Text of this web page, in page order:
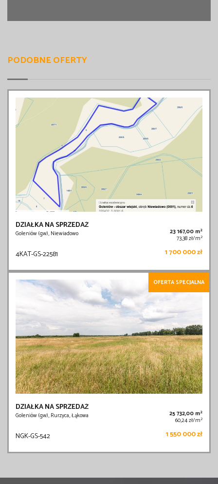
PODOBNE OFERTY
DZIAŁKA NA SPRZEDAŻ
Goleniów (gw), Niewiadowo 23 167,00 m2
73,38 zł/m2
4KAT-GS-22581 1 700 000 zł
OFERTA SPECJALNA
DZIAŁKA NA SPRZEDAŻ
Goleniów (gw), Rurzyca, Łąkowa 25 732,00 m2
60,24 zł/m2
NGK-GS-542 1 550 000 zł